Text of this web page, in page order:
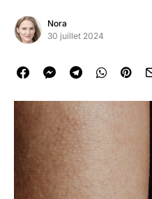
Nora
30 juillet 2024